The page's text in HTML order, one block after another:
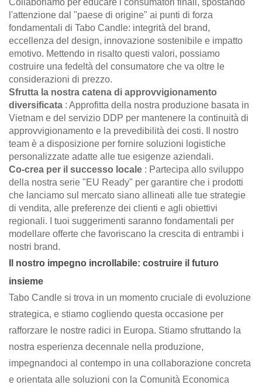
l'attenzione dal "paese di origine" ai punti di forza
fondamentali di Tabo Candle: integrità del brand,
eccellenza del design, innovazione sostenibile e impatto
emotivo. Mettendo in risalto questi valori, possiamo
costruire una fedeltà del consumatore che va oltre le
considerazioni di prezzo.
Sfrutta la nostra catena di approvvigionamento
diversificata : Approfitta della nostra produzione basata in
Vietnam e del servizio DDP per mantenere la continuità di
approvvigionamento e la prevedibilità dei costi. Il nostro
team è a disposizione per fornire soluzioni logistiche
personalizzate adatte alle tue esigenze aziendali.
Co-crea per il successo locale : Partecipa allo sviluppo
della nostra serie "EU Ready" per garantire che i prodotti
che lanciamo sul mercato siano allineati alle tue strategie
di vendita, alle preferenze dei clienti e agli obiettivi
regionali. I tuoi suggerimenti saranno fondamentali per
modellare offerte che favoriscano la crescita di entrambi i
nostri brand.
Il nostro impegno incrollabile: costruire il futuro
insieme
Tabo Candle si trova in un momento cruciale di evoluzione
strategica, e stiamo cogliendo questa occasione per
rafforzare le nostre radici in Europa. Stiamo sfruttando la
nostra esperienza decennale nella produzione,
impegnandoci al contempo in una collaborazione concreta
e orientata alle soluzioni con la Comunità Economica